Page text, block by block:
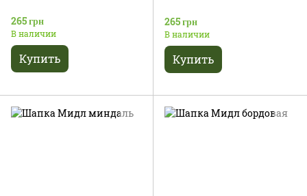
265 грн
В наличии
Купить
265 грн
В наличии
Купить